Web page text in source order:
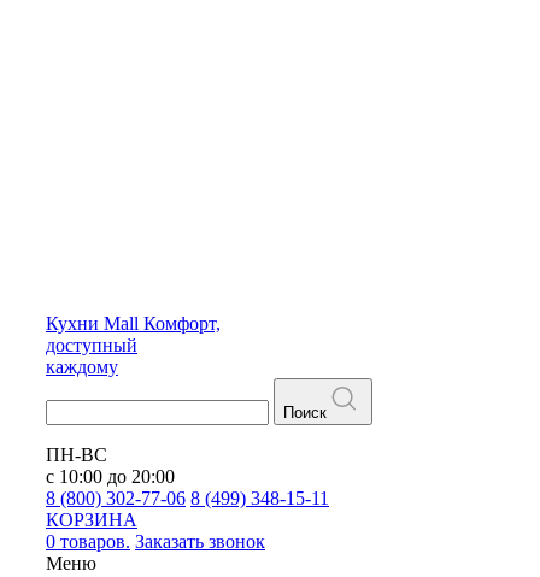
Кухни Mall Комфорт,
доступный
каждому
Поиск
ПН-ВС
с 10:00 до 20:00
8 (800) 302-77-06 8 (499) 348-15-11
КОРЗИНА
0 товаров. Заказать звонок
Меню